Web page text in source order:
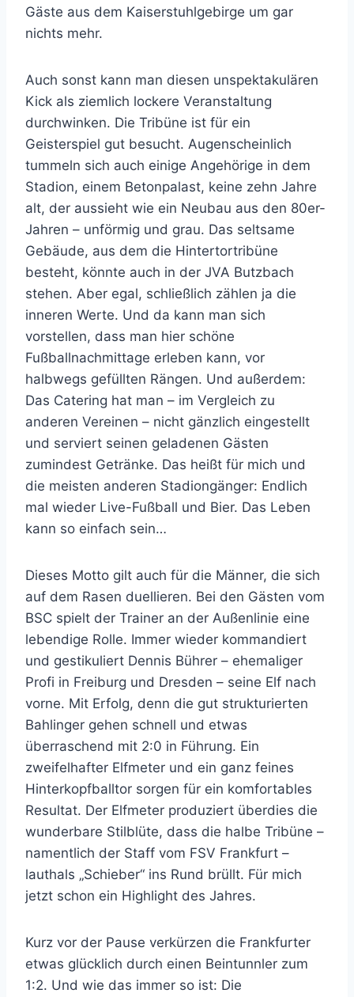
Gäste aus dem Kaiserstuhlgebirge um gar
nichts mehr.
Auch sonst kann man diesen unspektakulären
Kick als ziemlich lockere Veranstaltung
durchwinken. Die Tribüne ist für ein
Geisterspiel gut besucht. Augenscheinlich
tummeln sich auch einige Angehörige in dem
Stadion, einem Betonpalast, keine zehn Jahre
alt, der aussieht wie ein Neubau aus den 80er-
Jahren – unförmig und grau. Das seltsame
Gebäude, aus dem die Hintertortribüne
besteht, könnte auch in der JVA Butzbach
stehen. Aber egal, schließlich zählen ja die
inneren Werte. Und da kann man sich
vorstellen, dass man hier schöne
Fußballnachmittage erleben kann, vor
halbwegs gefüllten Rängen. Und außerdem:
Das Catering hat man – im Vergleich zu
anderen Vereinen – nicht gänzlich eingestellt
und serviert seinen geladenen Gästen
zumindest Getränke. Das heißt für mich und
die meisten anderen Stadiongänger: Endlich
mal wieder Live-Fußball und Bier. Das Leben
kann so einfach sein…
Dieses Motto gilt auch für die Männer, die sich
auf dem Rasen duellieren. Bei den Gästen vom
BSC spielt der Trainer an der Außenlinie eine
lebendige Rolle. Immer wieder kommandiert
und gestikuliert Dennis Bührer – ehemaliger
Profi in Freiburg und Dresden – seine Elf nach
vorne. Mit Erfolg, denn die gut strukturierten
Bahlinger gehen schnell und etwas
überraschend mit 2:0 in Führung. Ein
zweifelhafter Elfmeter und ein ganz feines
Hinterkopfballtor sorgen für ein komfortables
Resultat. Der Elfmeter produziert überdies die
wunderbare Stilblüte, dass die halbe Tribüne –
namentlich der Staff vom FSV Frankfurt –
lauthals „Schieber“ ins Rund brüllt. Für mich
jetzt schon ein Highlight des Jahres.
Kurz vor der Pause verkürzen die Frankfurter
etwas glücklich durch einen Beintunnler zum
1:2. Und wie das immer so ist: Die